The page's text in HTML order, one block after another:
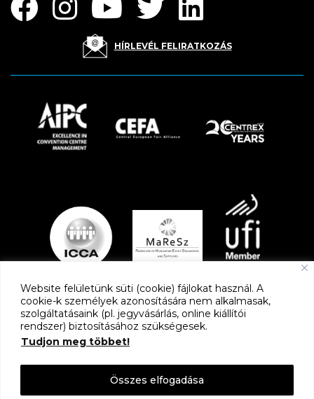
Website felületünk süti (cookie) fájlokat használ. A
cookie-k személyek azonosítására nem alkalmasak,
szolgáltatásaink (pl. jegyvásárlás, online kiállítói
rendszer) biztosításához szükségesek.
Tudjon meg többet!
Összes elfogadása
HÍRLEVÉL FELIRATKOZÁS
PARTNEREK